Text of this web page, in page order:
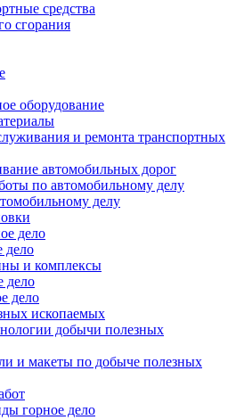
средства
сгорания
оборудование
и ремонта транспортных
автомобильных дорог
по автомобильному делу
делу
дело
дело
и комплексы
дело
дело
ископаемых
добычи полезных
и макеты по добыче полезных
горное дело